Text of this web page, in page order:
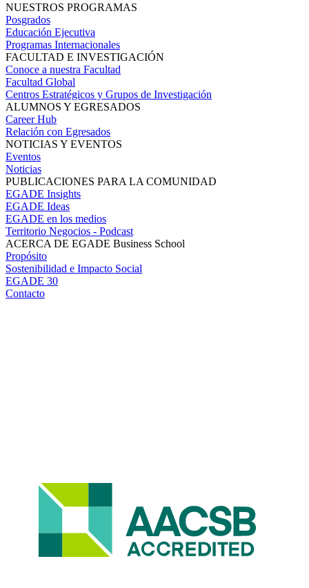
NUESTROS PROGRAMAS
Posgrados
Educación Ejecutiva
Programas Internacionales
FACULTAD E INVESTIGACIÓN
Conoce a nuestra Facultad
Facultad Global
Centros Estratégicos y Grupos de Investigación
ALUMNOS Y EGRESADOS
Career Hub
Relación con Egresados
NOTICIAS Y EVENTOS
Eventos
Noticias
PUBLICACIONES PARA LA COMUNIDAD
EGADE Insights
EGADE Ideas
EGADE en los medios
Territorio Negocios - Podcast
ACERCA DE EGADE Business School
Propósito
Sostenibilidad e Impacto Social
EGADE 30
Contacto